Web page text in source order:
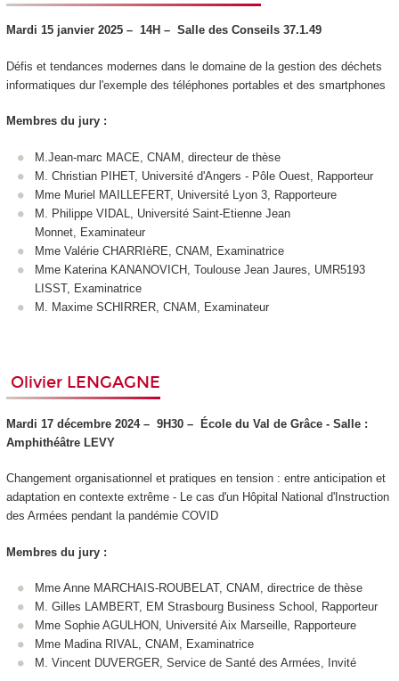
Mardi 15 janvier 2025 –14H – Salle des Conseils 37.1.49
Défis et tendances modernes dans le domaine de la gestion des déchets
informatiques dur l'exemple des téléphones portables et des smartphones
Membres du jury :
M.Jean-marc MACE, CNAM, directeur de thèse
M. Christian PIHET, Université d'Angers - Pôle Ouest, Rapporteur
Mme Muriel MAILLEFERT, Université Lyon 3, Rapporteure
M. Philippe VIDAL, Université Saint-Etienne Jean
Monnet, Examinateur
Mme Valérie CHARRIèRE, CNAM, Examinatrice
Mme Katerina KANANOVICH, Toulouse Jean Jaures, UMR5193
LISST, Examinatrice
M. Maxime SCHIRRER, CNAM, Examinateur
Olivier LENGAGNE
Mardi 17 décembre 2024 –9H30 –
École du Val de Grâce - Salle :
Amphithéâtre LEVY
Changement organisationnel et pratiques en tension : entre anticipation et
adaptation en contexte extrême - Le cas d'un Hôpital National d'Instruction
des Armées pendant la pandémie COVID
Membres du jury :
Mme Anne MARCHAIS-ROUBELAT, CNAM, directrice de thèse
M. Gilles LAMBERT, EM Strasbourg Business School, Rapporteur
Mme Sophie AGULHON, Université Aix Marseille, Rapporteure
Mme Madina RIVAL, CNAM, Examinatrice
M. Vincent DUVERGER, Service de Santé des Armées, Invité